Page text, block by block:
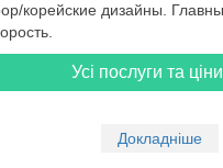
корейские дизайны.
Усі послуги та
Докладніше